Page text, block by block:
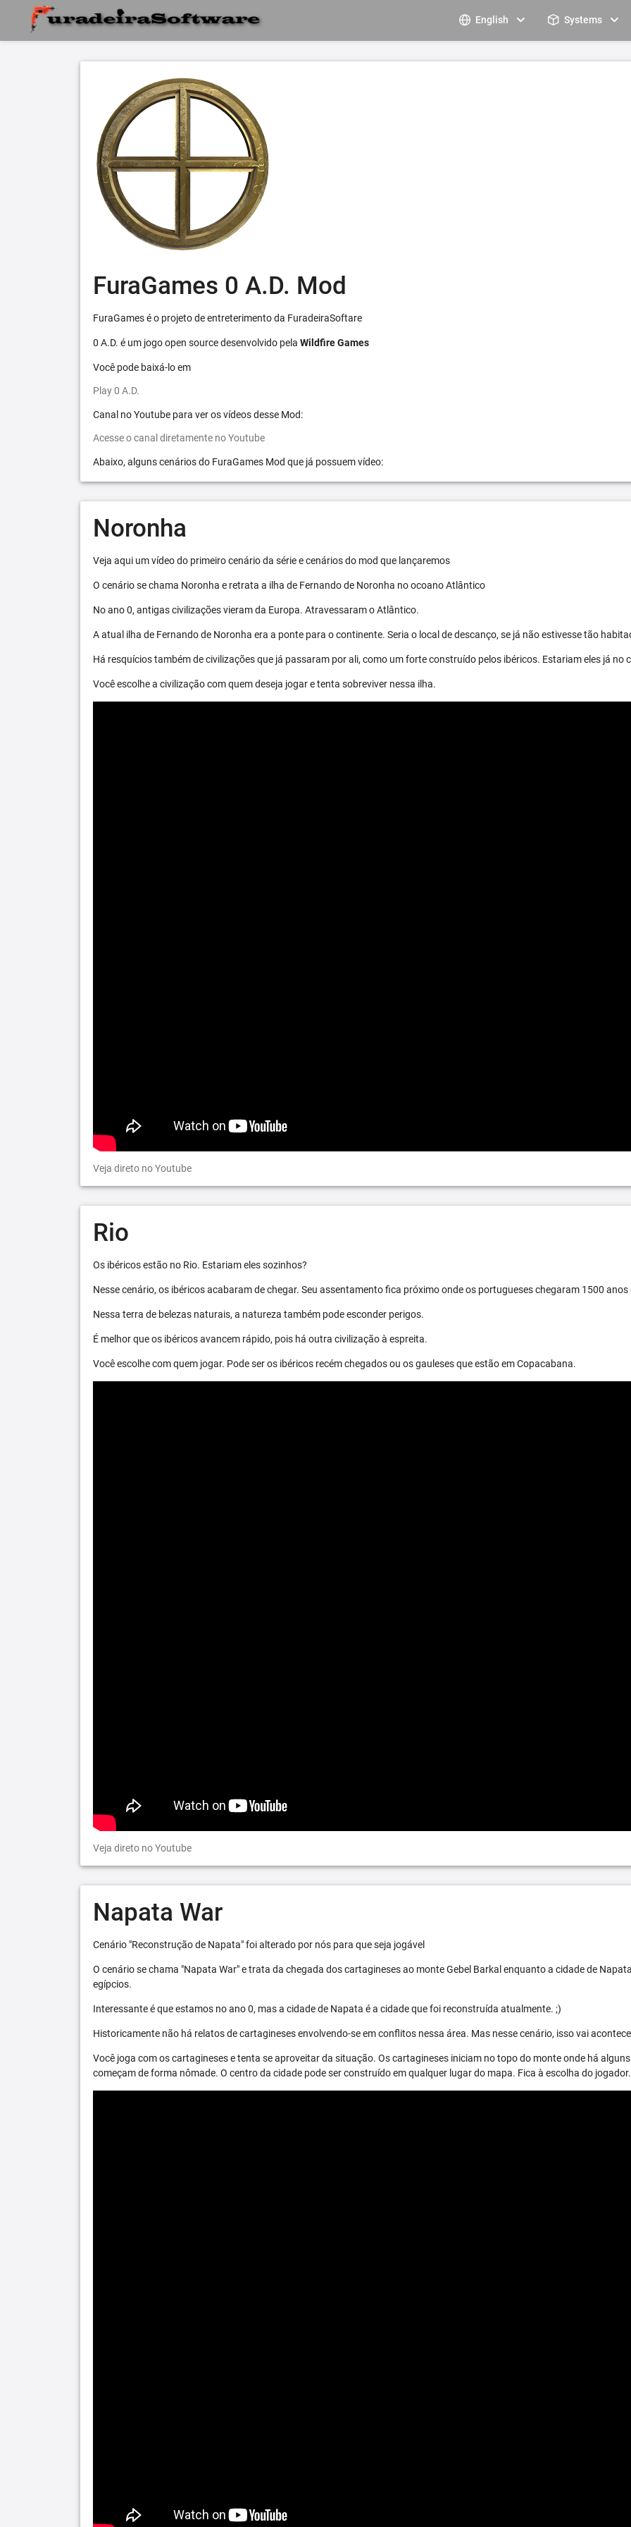
English Systems
FuraGames 0 A.D. Mod
FuraGames é o projeto de entreterimento da FuradeiraSoftare
0 A.D. é um jogo open source desenvolvido pela Wildfire Games
Você pode baixá-lo em
Play 0 A.D.
Canal no Youtube para ver os vídeos desse Mod:
Acesse o canal diretamente no Youtube
Abaixo, alguns cenários do FuraGames Mod que já possuem vídeo:
Noronha
Veja aqui um vídeo do primeiro cenário da série e cenários do mod que lançaremos
O cenário se chama Noronha e retrata a ilha de Fernando de Noronha no ocoano Atlântico
No ano 0, antigas civilizações vieram da Europa. Atravessaram o Atlântico.
A atual ilha de Fernando de Noronha era a ponte para o continente. Seria o local de descanço, se já não estivesse tão
Há resquícios também de civilizações que já passaram por ali, como um forte construído pelos ibéricos. Estariam eles já no
Você escolhe a civilização com quem deseja jogar e tenta sobreviver nessa ilha.
Veja direto no Youtube
Rio
Os ibéricos estão no Rio. Estariam eles sozinhos?
Nesse cenário, os ibéricos acabaram de chegar. Seu assentamento fica próximo onde os portugueses chegaram 1500 anos
Nessa terra de belezas naturais, a natureza também pode esconder perigos.
É melhor que os ibéricos avancem rápido, pois há outra civilização à espreita.
Você escolhe com quem jogar. Pode ser os ibéricos recém chegados ou os gauleses que estão em Copacabana.
Veja direto no Youtube
Napata War
Cenário "Reconstrução de Napata" foi alterado por nós para que seja jogável
O cenário se chama "Napata War" e trata da chegada dos cartagineses ao monte Gebel Barkal enquanto a cidade de
egípcios.
Interessante é que estamos no ano 0, mas a cidade de Napata é a cidade que foi reconstruída atualmente. ;)
Historicamente não há relatos de cartagineses envolvendo-se em conflitos nessa área. Mas nesse cenário, isso vai
Você joga com os cartagineses e tenta se aproveitar da situação. Os cartagineses iniciam no topo do monte onde há
começam de forma nômade. O centro da cidade pode ser construído em qualquer lugar do mapa. Fica à escolha do jogador.